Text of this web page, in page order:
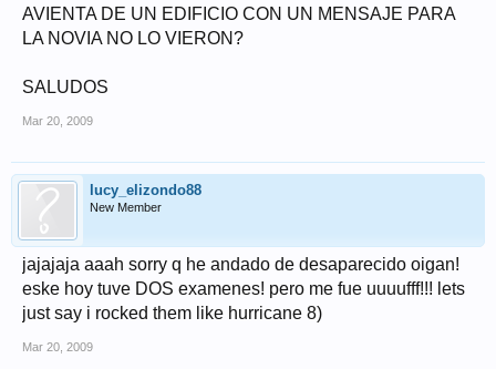
AVIENTA DE UN EDIFICIO CON UN MENSAJE PARA
LA NOVIA NO LO VIERON?
SALUDOS
Mar 20, 2009
lucy_elizondo88
New Member
jajajaja aaah sorry q he andado de desaparecido oigan!
eske hoy tuve DOS examenes! pero me fue uuuufff!!! lets
just say i rocked them like hurricane 8)
Mar 20, 2009